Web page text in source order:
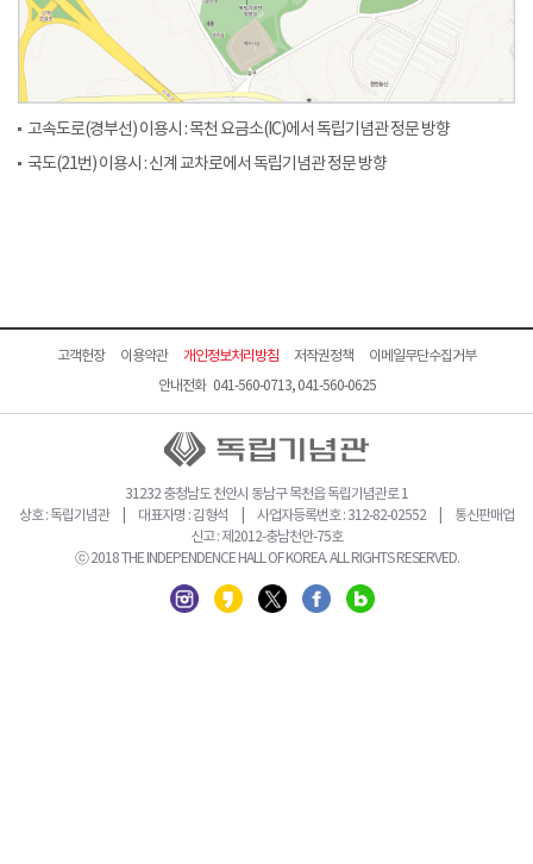
고속도로(경부선) 이용시 : 목천 요금소(IC)에서 독립기념관 정문 방향
국도(21번) 이용시 : 신계 교차로에서 독립기념관 정문 방향
고객헌장 이용약관 개인정보처리방침 저작권정책
이메일무단수집거부
안내전화 041-560-0713, 041-560-0625
31232 충청남도 천안시 동남구 목천읍 독립기념관로 1
상호 : 독립기념관 | 대표자명 : 김형석 | 사업자등록번호 : 312-82-02552 | 통신판매업
신고 : 제2012-충남천안-75호
ⓒ 2018 THE INDEPENDENCE HALL OF KOREA. ALL RIGHTS RESERVED.